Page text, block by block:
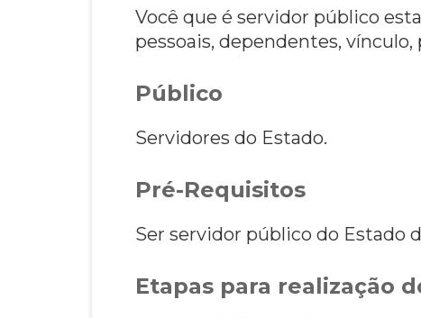
Você que é servidor público
pessoais, dependentes,
Público
Servidores do Estado.
Pré-Requisitos
Ser servidor público do Estado
Etapas para realização